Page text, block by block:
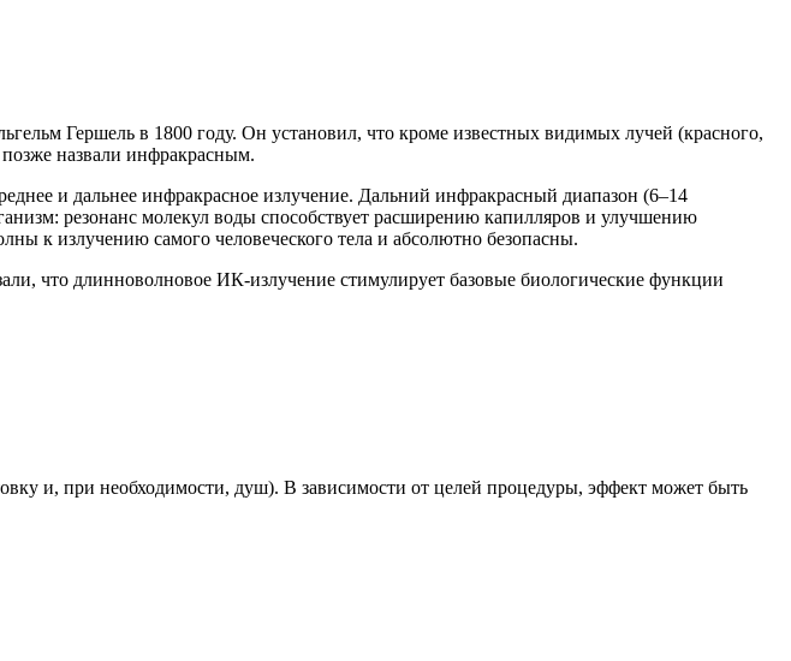
Гершель в 1800 году. Он установил, что кроме известных видимых лучей (красного,
назвали инфракрасным.
и дальнее инфракрасное излучение. Дальний инфракрасный диапазон (6–14
резонанс молекул воды способствует расширению капилляров и улучшению
к излучению самого человеческого тела и абсолютно безопасны.
что длинноволновое ИК-излучение стимулирует базовые биологические функции
и, при необходимости, душ). В зависимости от целей процедуры, эффект может быть